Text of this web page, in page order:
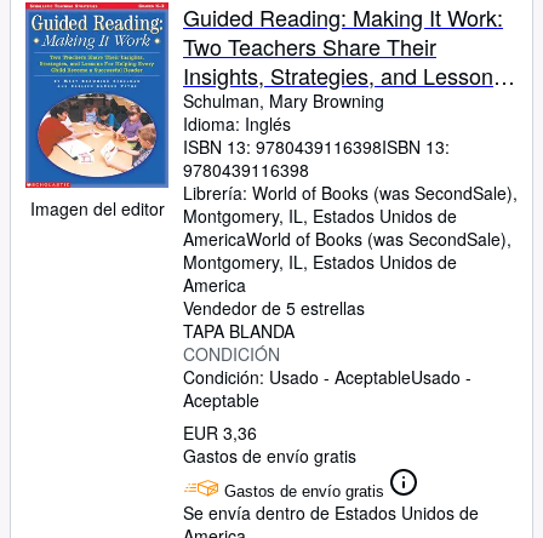
Imagen del editor
Guided Reading: Making It Work:
Two Teachers Share Their
Insights, Strategies, and Lessons
for Helping Every Child Become a
Successful Reader (Teaching
Strategies)
Schulman, Mary Browning
Idioma: Inglés
ISBN 13: 9780439116398ISBN 13:
9780439116398
Librería: World of Books (was SecondSale),
Montgomery, IL, Estados Unidos de
AmericaWorld of Books (was SecondSale),
Montgomery, IL, Estados Unidos de
America
Vendedor de 5 estrellas
TAPA BLANDA
CONDICIÓN
Condición: Usado - AceptableUsado -
Aceptable
EUR 3,36
Gastos de envío gratis
Gastos de envío gratis
Se envía dentro de Estados Unidos de